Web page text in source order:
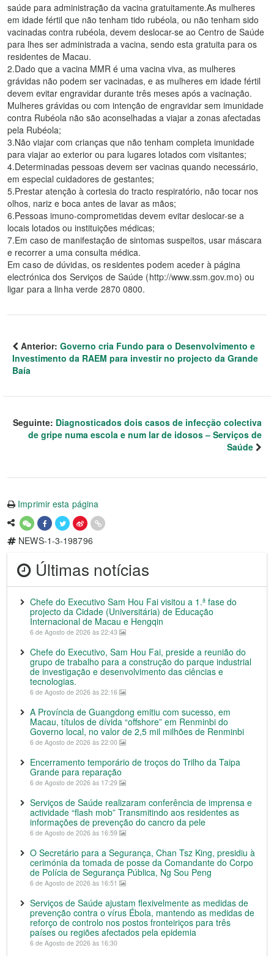
saúde para administração da vacina gratuitamente.As mulheres
em idade fértil que não tenham tido rubéola, ou não tenham sido
vacinadas contra rubéola, devem deslocar-se ao Centro de Saúde
para lhes ser administrada a vacina, sendo esta gratuita para os
residentes de Macau.
2.Dado que a vacina MMR é uma vacina viva, as mulheres
grávidas não podem ser vacinadas, e as mulheres em idade fértil
devem evitar engravidar durante três meses após a vacinação.
Mulheres grávidas ou com intenção de engravidar sem imunidade
contra Rubéola não são aconselhadas a viajar a zonas afectadas
pela Rubéola;
3.Não viajar com crianças que não tenham completa imunidade
para viajar ao exterior ou para lugares lotados com visitantes;
4.Determinadas pessoas devem ser vacinas quando necessário,
em especial cuidadores de gestantes;
5.Prestar atenção à cortesia do tracto respiratório, não tocar nos
olhos, nariz e boca antes de lavar as mãos;
6.Pessoas imuno-comprometidas devem evitar deslocar-se a
locais lotados ou instituições médicas;
7.Em caso de manifestação de sintomas suspeitos, usar máscara
e recorrer a uma consulta médica.
Em caso de dúvidas, os residentes podem aceder à página
electrónica dos Serviços de Saúde (http://www.ssm.gov.mo) ou
ligar para a linha verde 2870 0800.
Anterior: Governo cria Fundo para o Desenvolvimento e
Investimento da RAEM para investir no projecto da Grande
Baía
Seguinte: Diagnosticados dois casos de infecção colectiva
de gripe numa escola e num lar de idosos – Serviços de
Saúde
Imprimir esta página
NEWS-1-3-198796
Últimas notícias
Chefe do Executivo Sam Hou Fai visitou a 1.ª fase do
projecto da Cidade (Universitária) de Educação
Internacional de Macau e Hengqin
6 de Agosto de 2026 às 22:43
Chefe do Executivo, Sam Hou Fai, preside a reunião do
grupo de trabalho para a construção do parque industrial
de investigação e desenvolvimento das ciências e
tecnologias.
6 de Agosto de 2026 às 22:16
A Província de Guangdong emitiu com sucesso, em
Macau, títulos de dívida “offshore” em Renminbi do
Governo local, no valor de 2,5 mil milhões de Renminbi
6 de Agosto de 2026 às 22:00
Encerramento temporário de troços do Trilho da Taipa
Grande para reparação
6 de Agosto de 2026 às 17:29
Serviços de Saúde realizaram conferência de imprensa e
actividade “flash mob” Transmitindo aos residentes as
informações de prevenção do cancro da pele
6 de Agosto de 2026 às 16:59
O Secretário para a Segurança, Chan Tsz King, presidiu à
cerimónia da tomada de posse da Comandante do Corpo
de Polícia de Segurança Pública, Ng Sou Peng
6 de Agosto de 2026 às 16:51
Serviços de Saúde ajustam flexivelmente as medidas de
prevenção contra o vírus Ébola, mantendo as medidas de
reforço de controlo nos postos fronteiriços para três
países ou regiões afectados pela epidemia
6 de Agosto de 2026 às 16:30